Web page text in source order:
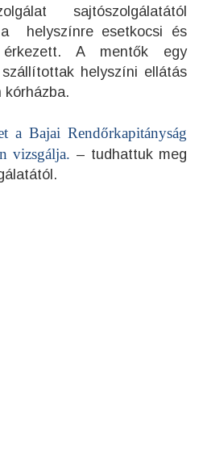
sajtószolgálatától
a helyszínre esetkocsi és
érkezett. A mentők egy
helyszíni ellátás
kórházba.
a Bajai Rendőrkapitányság
vizsgálja. – tudhattuk meg